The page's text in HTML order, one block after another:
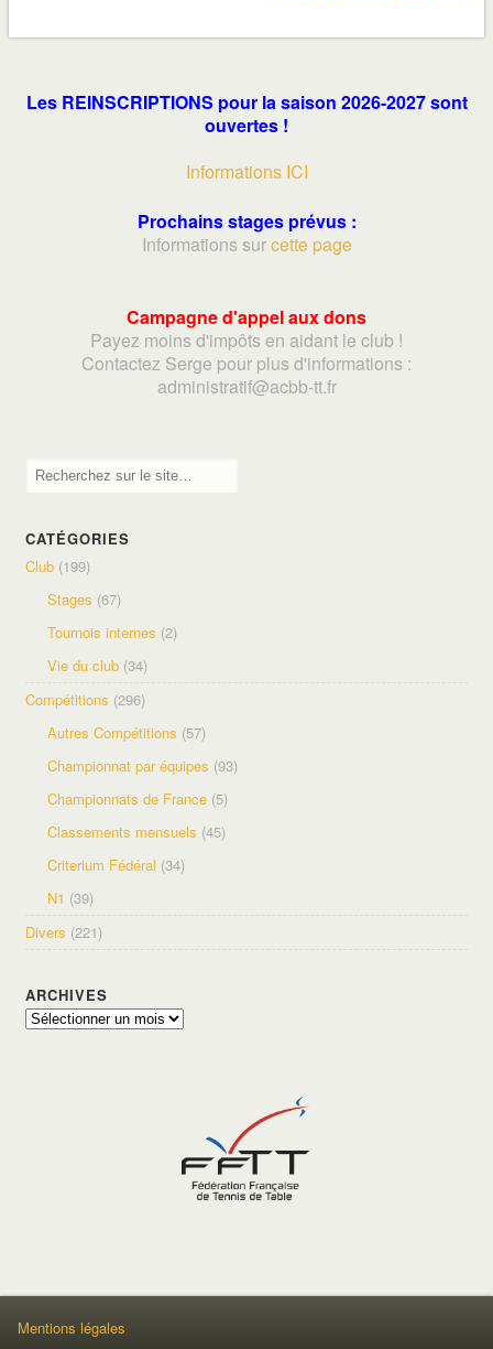
Les REINSCRIPTIONS pour la saison 2026-2027 sont
ouvertes !
Informations ICI
Prochains stages prévus :
Informations surcette page
Campagne d'appel aux dons
Payez moins d'impôts en aidant le club !
Contactez Serge pour plus d'informations :
administratif@acbb-tt.fr
CATÉGORIES
Club (199)
Stages (67)
Tournois internes (2)
Vie du club (34)
Compétitions (296)
Autres Compétitions (57)
Championnat par équipes (93)
Championnats de France (5)
Classements mensuels (45)
Criterium Fédéral (34)
N1 (39)
Divers (221)
ARCHIVES
Archives
Mentions légales